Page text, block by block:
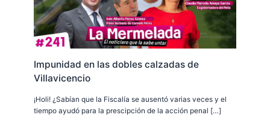
Impunidad en las dobles calzadas de
Villavicencio
¡Holi! ¿Sabían que la Fiscalía se ausentó varias veces y el
tiempo ayudó para la prescipción de la acción penal […]